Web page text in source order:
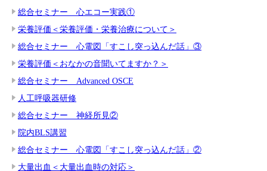
総合セミナー 心エコー実践①
栄養評価＜栄養評価・栄養治療について＞
総合セミナー 心電図「すこし突っ込んだ話」③
栄養評価＜おなかの音聞いてますか？＞
総合セミナー Advanced OSCE
人工呼吸器研修
総合セミナー 神経所見②
院内BLS講習
総合セミナー 心電図「すこし突っ込んだ話」②
大量出血＜大量出血時の対応＞